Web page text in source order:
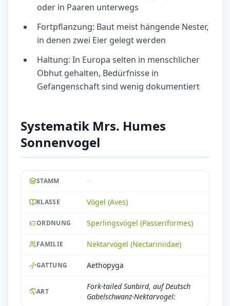
oder in Paaren unterwegs
Fortpflanzung: Baut meist hängende Nester,
in denen zwei Eier gelegt werden
Haltung: In Europa selten in menschlicher
Obhut gehalten, Bedürfnisse in
Gefangenschaft sind wenig dokumentiert
Systematik Mrs. Humes
Sonnenvogel
STAMM --
KLASSE Vögel (Aves)
ORDNUNG Sperlingsvögel (Passeriformes)
FAMILIE Nektarvögel (Nectariniidae)
GATTUNG Aethopyga
ART
Fork-tailed Sunbird, auf Deutsch
Gabelschwanz-Nektarvogel: